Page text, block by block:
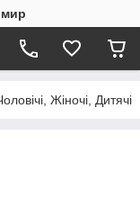
Жіночі, Дитячі